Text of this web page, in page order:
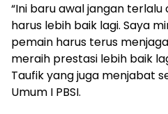
“Ini baru awal jangan
harus lebih baik lagi. Saya
pemain harus terus
meraih prestasi lebih baik
Taufik yang juga menjabat
Umum I PBSI.